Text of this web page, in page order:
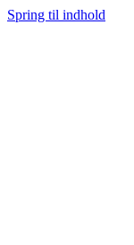
Spring til indhold